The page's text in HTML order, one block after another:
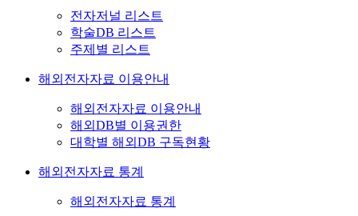
전자저널 리스트
학술DB 리스트
주제별 리스트
해외전자자료 이용안내
해외전자자료 이용안내
해외DB별 이용권한
대학별 해외DB 구독현황
해외전자자료 통계
해외전자자료 통계